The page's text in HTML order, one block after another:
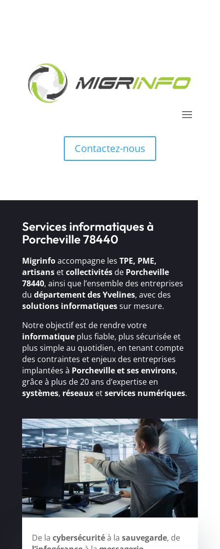
Contactez-nous
Services informatiques à
Porcheville 78440
Migrinfoaccompagne les TPE, PME,
artisansetcollectivitésde Porcheville
78440, ainsi que l’ensemble des entreprises
du département des Yvelines, avec des
solutions informatiquessur mesure.
Notre objectif est de rendre votre
informatiqueplus fiable, plus sécurisée et
plus simple au quotidien, en tenant compte
des contraintes et enjeux des entreprises
implantées à Porcheville et ses environs,
grâce à plus de 20 ans d’expertise en
systèmes, réseauxetservices numériques.
De la cybersécuritéà la sauvegarde, de